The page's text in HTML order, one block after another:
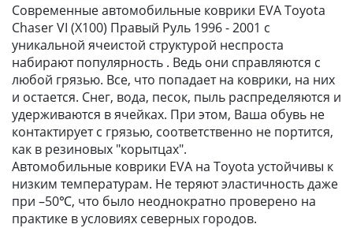
Современные автомобильные коврики EVA Toyota
Chaser VI (X100) Правый Руль 1996 - 2001 с
уникальной ячеистой структурой неспроста
набирают популярность . Ведь они справляются с
любой грязью. Все, что попадает на коврики, на них
и остается. Снег, вода, песок, пыль распределяются и
удерживаются в ячейках. При этом, Ваша обувь не
контактирует с грязью, соответственно не портится,
как в резиновых "корытцах".
Автомобильные коврики EVA на Toyota устойчивы к
низким температурам. Не теряют эластичность даже
при –50℃, что было неоднократно проверено на
практике в условиях северных городов.